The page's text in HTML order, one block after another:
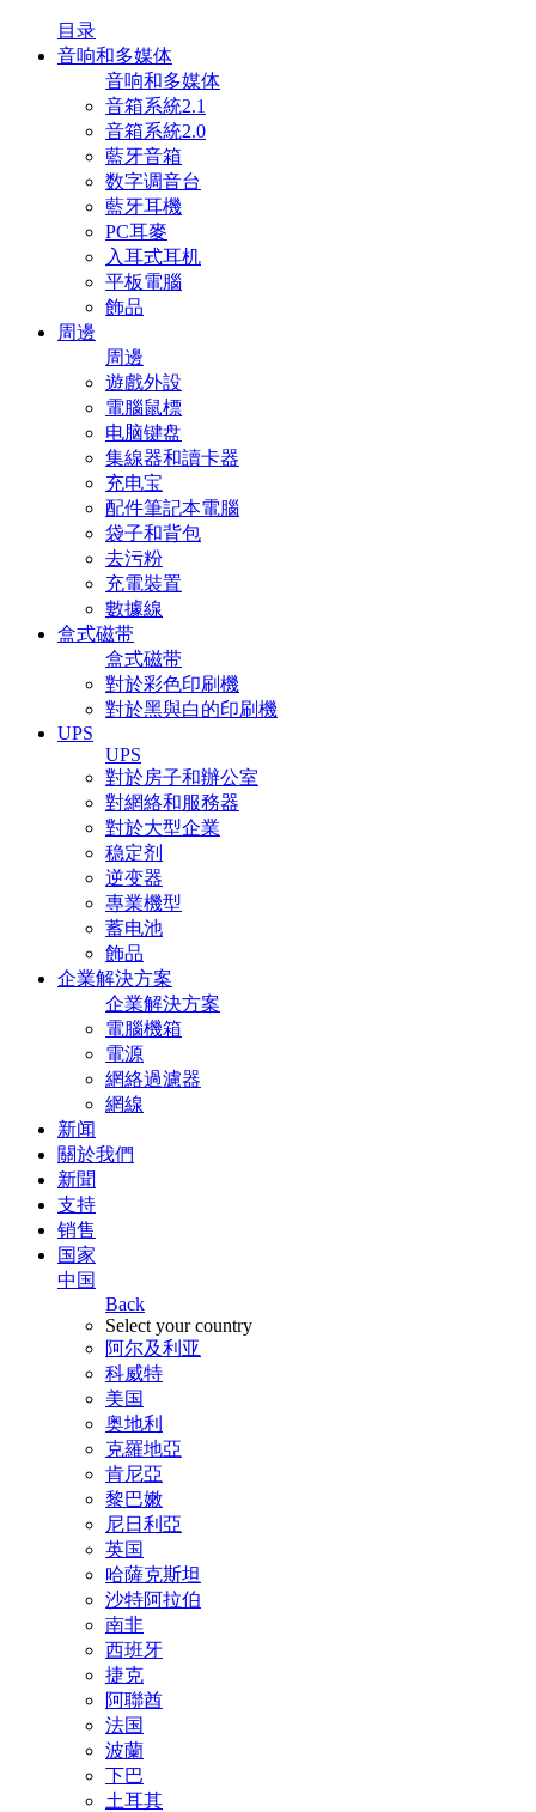
目录
音响和多媒体
音响和多媒体
音箱系統2.1
音箱系統2.0
藍牙音箱
数字调音台
藍牙耳機
PC耳麥
入耳式耳机
平板電腦
飾品
周邊
周邊
遊戲外設
電腦鼠標
电脑键盘
集線器和讀卡器
充电宝
配件筆記本電腦
袋子和背包
去污粉
充電裝置
數據線
盒式磁带
盒式磁带
對於彩色印刷機
對於黑與白的印刷機
UPS
UPS
對於房子和辦公室
對網絡和服務器
對於大型企業
稳定剂
逆变器
專業機型
蓄电池
飾品
企業解決方案
企業解決方案
電腦機箱
電源
網絡過濾器
網線
新闻
關於我們
新聞
支持
销售
国家
中国
Back
Select your country
阿尔及利亚
科威特
美国
奥地利
克羅地亞
肯尼亞
黎巴嫩
尼日利亞
英国
哈薩克斯坦
沙特阿拉伯
南非
西班牙
捷克
阿聯酋
法国
波蘭
下巴
土耳其